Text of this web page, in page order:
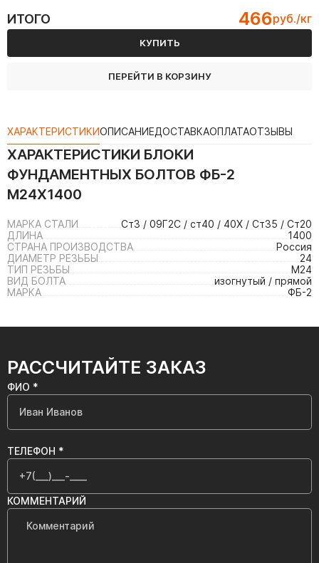
ИТОГО 466руб./кг
КУПИТЬ
ПЕРЕЙТИ В КОРЗИНУ
ХАРАКТЕРИСТИКИОПИСАНИЕДОСТАВКАОПЛАТАОТЗЫВЫ
ХАРАКТЕРИСТИКИ БЛОКИ
ФУНДАМЕНТНЫХ БОЛТОВ ФБ-2
М24Х1400
МАРКА СТАЛИ
Ст3 / 09Г2С / ст40 / 40Х / Ст35 / Ст20
ДЛИНА
1400
СТРАНА ПРОИЗВОДСТВА
Россия
ДИАМЕТР РЕЗЬБЫ
24
ТИП РЕЗЬБЫ
М24
ВИД БОЛТА
изогнутый / прямой
МАРКА
ФБ-2
РАССЧИТАЙТЕ ЗАКАЗ
ФИО *
ТЕЛЕФОН *
КОММЕНТАРИЙ